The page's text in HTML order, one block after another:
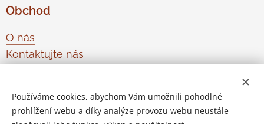
Obchod
O nás
Kontaktujte nás
Používáme cookies, abychom Vám umožnili pohodlné
prohlížení webu a díky analýze provozu webu neustále